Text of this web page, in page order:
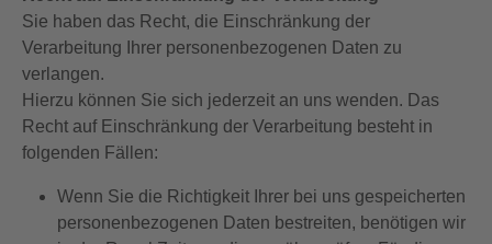
Sie haben das Recht, die Einschränkung der
Verarbeitung Ihrer personenbezogenen Daten zu
verlangen.
Hierzu können Sie sich jederzeit an uns wenden. Das
Recht auf Einschränkung der Verarbeitung besteht in
folgenden Fällen:
Wenn Sie die Richtigkeit Ihrer bei uns gespeicherten
personenbezogenen Daten bestreiten, benötigen wir